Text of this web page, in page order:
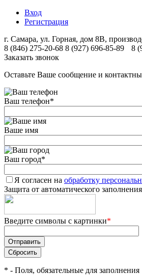
Вход
Регистрация
г. Самара, ул. Горная, дом 8В,
8 (846) 275-20-68 8 (927) 696-85-89 8
Заказать звонок
Оставьте Ваше сообщение и
Ваш телефон*
Ваше имя
Ваш город*
Я согласен на обработку
Защита от автоматического заполнения
Введите символы с картинки*
* - Поля, обязательные для заполнения